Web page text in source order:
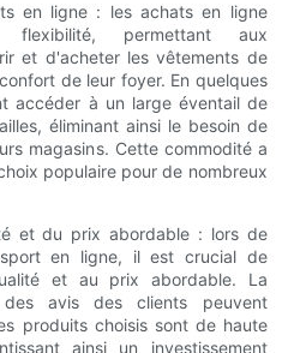
en ligne : les achats en ligne
permettant aux
et d'acheter les vêtements de
de leur foyer. En quelques
accéder à un large éventail de
éliminant ainsi le besoin de
magasins. Cette commodité a
populaire pour de nombreux
et du prix abordable : lors de
en ligne, il est crucial de
et au prix abordable. La
avis des clients peuvent
produits choisis sont de haute
ainsi un investissement